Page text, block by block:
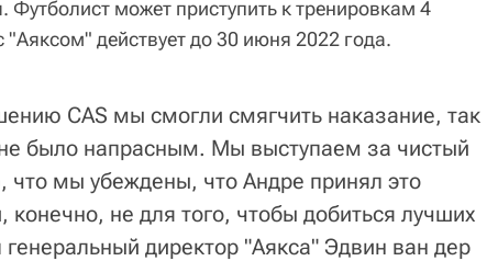
Футболист может приступить к тренировкам 4
"Аяксом" действует до 30 июня 2022 года.
CAS мы смогли смягчить наказание, так
было напрасным. Мы выступаем за чистый
что мы убеждены, что Андре принял это
конечно, не для того, чтобы добиться лучших
генеральный директор "Аякса" Эдвин ван дер